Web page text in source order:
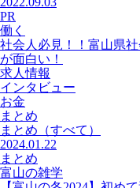
PR
働く
社会人必見！！富山県
が面白い！
求人情報
インタビュー
お金
まとめ
まとめ （すべて）
2024.01.22
まとめ
富山の雑学